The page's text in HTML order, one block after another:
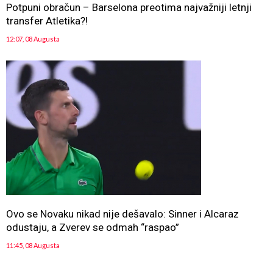
Potpuni obračun – Barselona preotima najvažniji letnji
transfer Atletika?!
12:07, 08 Augusta
Ovo se Novaku nikad nije dešavalo: Sinner i Alcaraz
odustaju, a Zverev se odmah “raspao”
11:45, 08 Augusta